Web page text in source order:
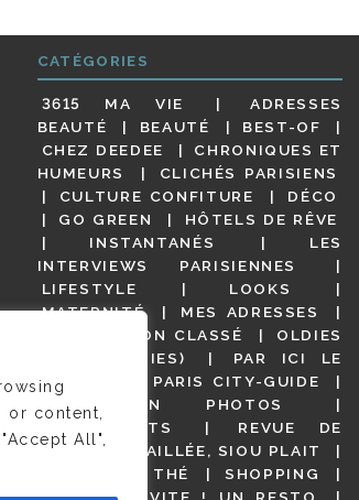
or content,
All",
CATÉGORIES
3615 MA VIE
ADRESSES
BEAUTÉ
BEAUTÉ
BEST-OF
CHEZ DEEDEE
CHRONIQUES ET
HUMEURS
CLICHÉS PARISIENS
CULTURE CONFITURE
DÉCO
GO GREEN
HÔTELS DE RÊVE
INSTANTANÉS
LES
INTERVIEWS PARISIENNES
LIFESTYLE
LOOKS
MATERNITÉ
MES ADRESSES
NON CLASSÉ
OLDIES
(BUT GOODIES)
PAR ICI LE
MAGOT !
PARIS CITY-GUIDE
PARIS EN PHOTOS
RESTAURANTS
REVUE DE
PRESSE DÉTAILLÉE, SIOU PLAIT
SALONS DE THÉ
SHOPPING
VIDÉOS
VITE ! UN RESTO